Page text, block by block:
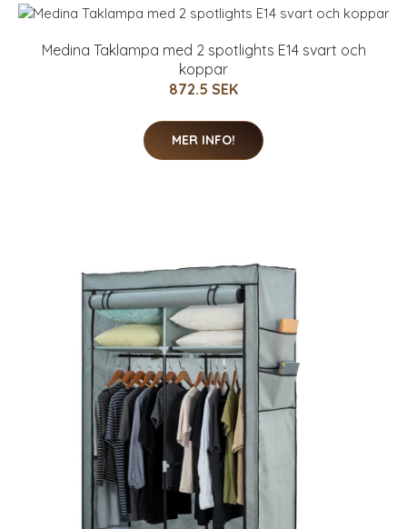
Medina Taklampa med 2 spotlights E14 svart och
koppar
872.5 SEK
MER INFO!